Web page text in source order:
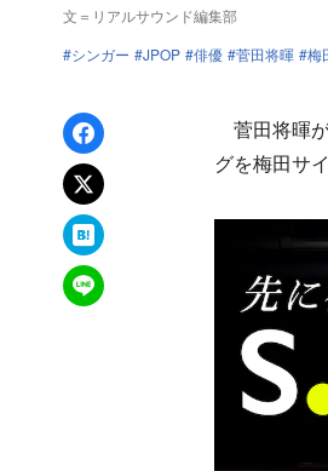
文＝リアルサウンド編集部
シンガー
JPOP 俳優 菅田将暉 梅
Facebookでシェア
xでポスト
はてなブックマーク
LINEで送る
菅田将暉
グを梅田サ